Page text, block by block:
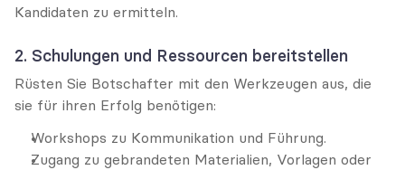
Kandidaten zu ermitteln.
2. Schulungen und Ressourcen bereitstellen
Rüsten Sie Botschafter mit den Werkzeugen aus, die
sie für ihren Erfolg benötigen:
Workshops zu Kommunikation und Führung.
Zugang zu gebrandeten Materialien, Vorlagen oder